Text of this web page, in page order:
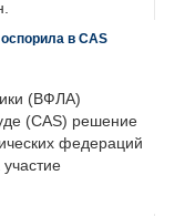
в CAS
(ВФЛА)
(CAS) решение
федераций